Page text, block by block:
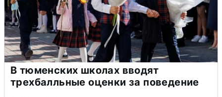
В тюменских школах вводят
трехбалльные оценки за поведение